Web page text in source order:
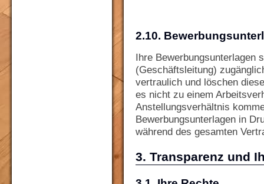
2.10.
Ihre Bewerbungsunterlagen
(Geschäftsleitung)
vertraulich und löschen
es nicht zu einem
Anstellungsverhältnis
Bewerbungsunterlagen in
während des gesamten
3. Transparenz und